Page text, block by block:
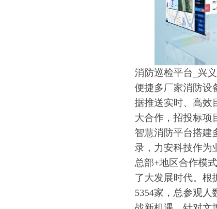
消防巡检平台_兴
便捷多厂家消防设
据推送实时、高效
大合作，招投标项
智慧消防平台搭建
录，力安科技作为
总部+地区合作模
了大发展时代。根
5354家，总参观